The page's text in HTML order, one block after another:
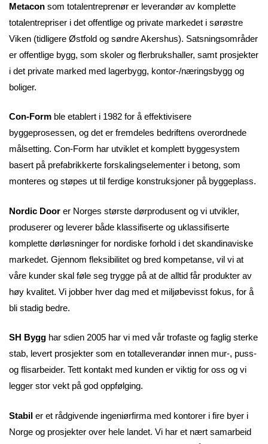
Metacon som totalentreprenør er leverandør av komplette
totalentrepriser i det offentlige og private markedet i sørøstre
Viken (tidligere Østfold og søndre Akershus). Satsningsområder
er offentlige bygg, som skoler og flerbrukshaller, samt prosjekter
i det private marked med lagerbygg, kontor-/næringsbygg og
boliger.
Con-Form ble etablert i 1982 for å effektivisere
byggeprosessen, og det er fremdeles bedriftens overordnede
målsetting. Con-Form har utviklet et komplett byggesystem
basert på prefabrikkerte forskalingselementer i betong, som
monteres og støpes ut til ferdige konstruksjoner på byggeplass.
Nordic Door er Norges største dørprodusent og vi utvikler,
produserer og leverer både klassifiserte og uklassifiserte
komplette dørløsninger for nordiske forhold i det skandinaviske
markedet. Gjennom fleksibilitet og bred kompetanse, vil vi at
våre kunder skal føle seg trygge på at de alltid får produkter av
høy kvalitet. Vi jobber hver dag med et miljøbevisst fokus, for å
bli stadig bedre.
SH Bygg har sdien 2005 har vi med vår trofaste og faglig sterke
stab, levert prosjekter som en totalleverandør innen mur-, puss-
og flisarbeider. Tett kontakt med kunden er viktig for oss og vi
legger stor vekt på god oppfølging.
Stabil er et rådgivende ingeniørfirma med kontorer i fire byer i
Norge og prosjekter over hele landet. Vi har et nært samarbeid